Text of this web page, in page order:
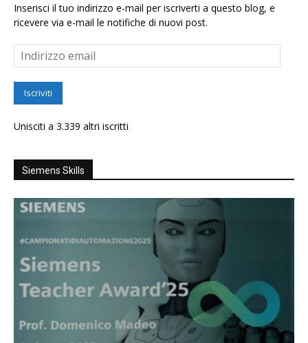
Inserisci il tuo indirizzo e-mail per iscriverti a questo blog, e
ricevere via e-mail le notifiche di nuovi post.
Indirizzo
email
Iscriviti
Unisciti a 3.339 altri iscritti
Siemens Skills